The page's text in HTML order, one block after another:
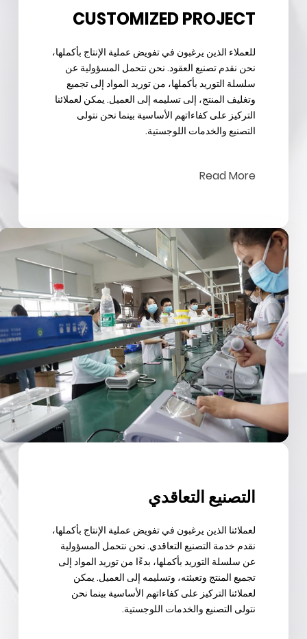
CUSTOMIZED PROJECT
للعملاء الذين يرغبون في تفويض عملية الإنتاج بأكملها،
نحن نقدم تصنيع العقود. نحن نتحمل المسؤولية عن
سلسلة التوريد بأكملها، من توريد المواد إلى تجميع
وتغليف المنتج، إلى تسليمه إلى العميل. يمكن لعملائنا
التركيز على كفاءاتهم الأساسية بينما نحن نتولى
التصنيع والخدمات اللوجستية.
Read More
التصنيع التعاقدي
لعملائنا الذين يرغبون في تفويض عملية الإنتاج بأكملها،
نقدم خدمة التصنيع التعاقدي. نحن نتحمل المسؤولية
عن سلسلة التوريد بأكملها، بدءًا من توريد المواد إلى
تجميع المنتج وتعبئته، وتسليمه إلى العميل. يمكن
لعملائنا التركيز على كفاءاتهم الأساسية بينما نحن
نتولى التصنيع والخدمات اللوجستية.